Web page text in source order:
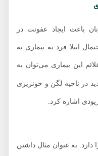
ایجاد عفونت در
فرد به بیماری به
بیماری می‌توان به
لگن و خونریزی
اشاره کرد.
به عنوان مثال داشتن